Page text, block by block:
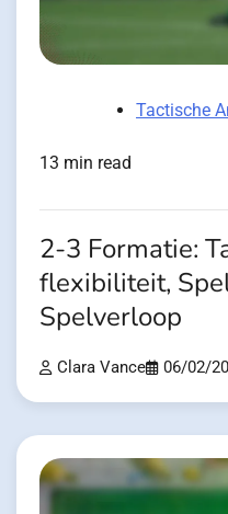
Tactische
13 min read
2-3 Formatie:
flexibiliteit,
Spelverloop
Clara Vance 06/02/